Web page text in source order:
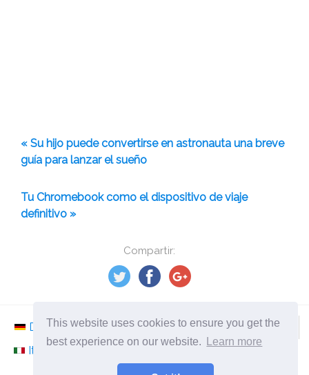
This website uses cookies to ensure you get the
best experience on our website.
Learn more
Compartir:
« Su hijo puede convertirse en astronauta una breve
guía para lanzar el sueño
Tu Chromebook como el dispositivo de viaje
definitivo »
Deutsch Nederlands Svenska
Norsk
Italiano
Español Românesc